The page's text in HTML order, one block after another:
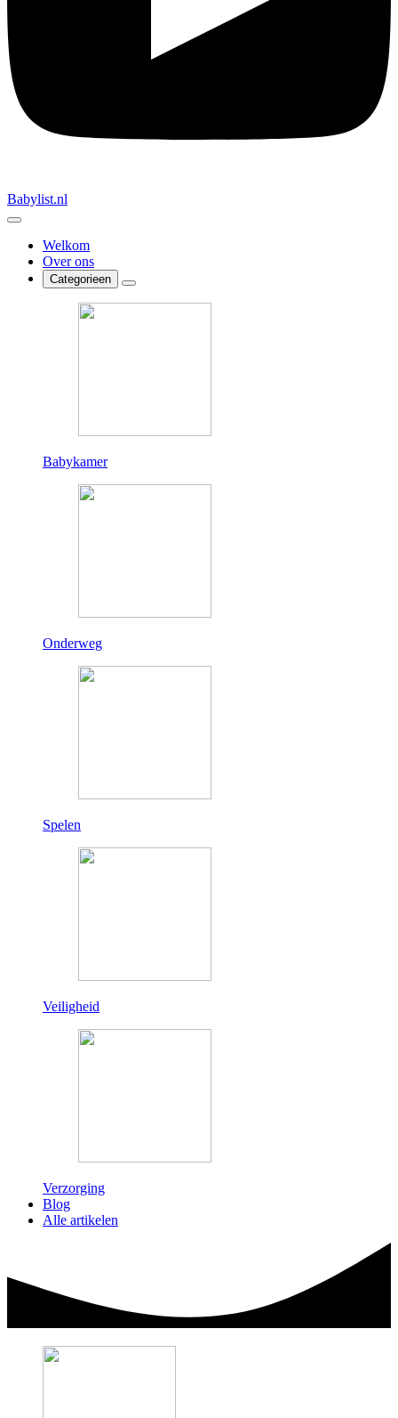
Babylist.nl
Welkom
Over ons
Categorieen
Babykamer
Onderweg
Spelen
Veiligheid
Verzorging
Blog
Alle artikelen